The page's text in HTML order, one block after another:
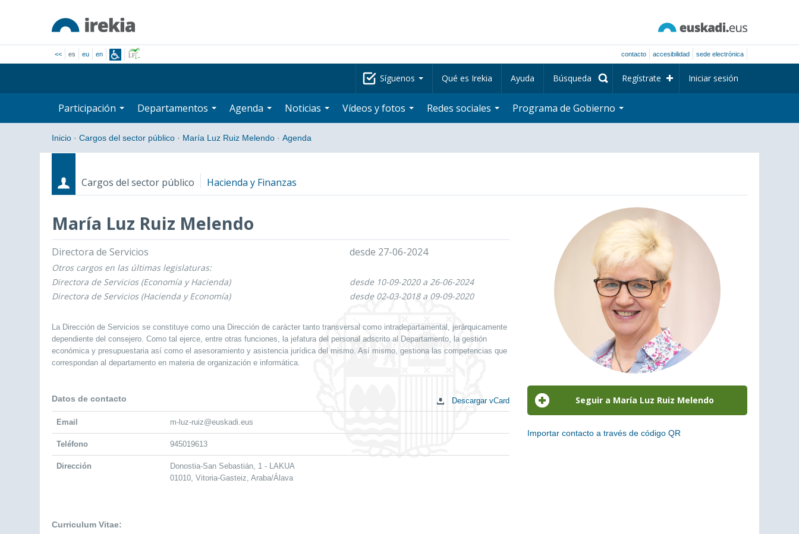
<< es eu en contacto accesibilidad sede electrónica
Síguenos Qué es Irekia Ayuda Búsqueda Regístrate Iniciar sesión
Participación Departamentos Agenda Noticias Vídeos y fotos Redes sociales Programa de Gobierno
Inicio · Cargos del sector público · María Luz Ruiz Melendo · Agenda
Cargos del sector público Hacienda y Finanzas
María Luz Ruiz Melendo
CargosFecha de inicio - Fecha fin
Directora de Servicios desde 27-06-2024
Otros cargos en las últimas legislaturas:
Directora de Servicios (Economía y Hacienda)
desde 10-09-2020 a 26-06-2024
Directora de Servicios (Hacienda y Economía)
desde 02-03-2018 a 09-09-2020
La Dirección de Servicios se constituye como una Dirección de carácter tanto transversal como intradepartamental, jerárquicamente
dependiente del consejero. Como tal ejerce, entre otras funciones, la jefatura del personal adscrito al Departamento, la gestión
económica y presupuestaria así como el asesoramiento y asistencia jurídica del mismo. Así mismo, gestiona las competencias que
correspondan al departamento en materia de organización e informática.
Datos de contacto Descargar vCard
Email m-luz-ruiz@euskadi.eus
Teléfono 945019613
Dirección
Donostia-San Sebastián, 1 - LAKUA
01010, Vitoria-Gasteiz, Araba/Álava
Curriculum Vitae:
Importar contacto a través de código QR